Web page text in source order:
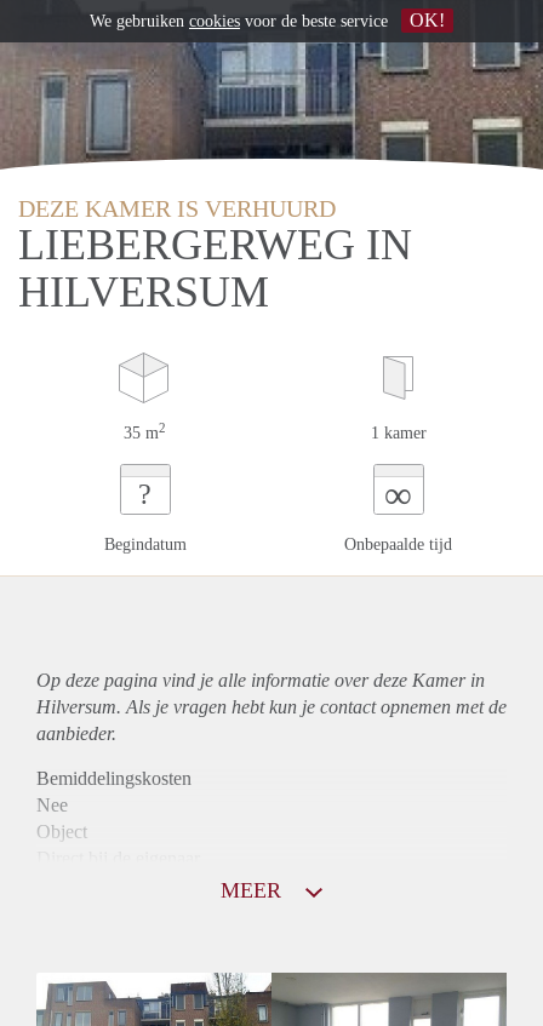
DEZE KAMER IS VERHUURD
LIEBERGERWEG IN
HILVERSUM
35 m2 1 kamer
?
Begindatum
∞
Onbepaalde tijd
Op deze pagina vind je alle informatie over deze Kamer in
Hilversum. Als je vragen hebt kun je contact opnemen met de
aanbieder.
Bemiddelingskosten
Nee
Object
Huurtoeslag
Mogelijk
MEER
We gebruiken cookies voor de beste service OK!